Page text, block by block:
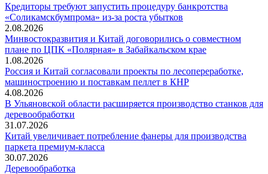
Кредиторы требуют запустить процедуру банкротства
«Соликамскбумпрома» из-за роста убытков
2.08.2026
Минвостокразвития и Китай договорились о совместном
плане по ЦПК «Полярная» в Забайкальском крае
1.08.2026
Россия и Китай согласовали проекты по лесопереработке,
машиностроению и поставкам пеллет в КНР
4.08.2026
В Ульяновской области расширяется производство станков для
деревообработки
31.07.2026
Китай увеличивает потребление фанеры для производства
паркета премиум-класса
30.07.2026
Деревообработка